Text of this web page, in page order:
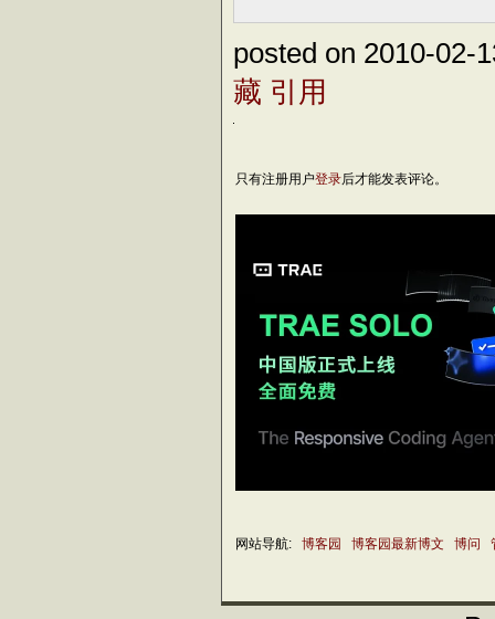
posted on 2010-02-
藏 引用
只有注册用户登录后才能发表评论。
网站导航: 博客园 博客园最新博文 博问